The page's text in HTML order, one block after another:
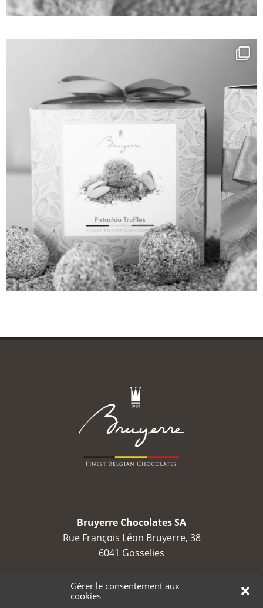
Gérer le consentement aux
cookies
Bruyerre Chocolates SA
Rue François Léon Bruyerre, 38
6041 Gosselies
TVA : BE 0688 794 525